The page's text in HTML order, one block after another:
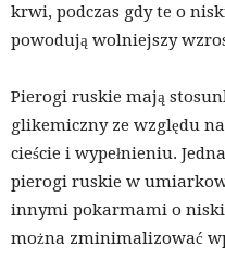
krwi, podczas gdy te o
powodują wolniejszy
Pierogi ruskie mają
glikemiczny ze względu
cieście i wypełnieniu.
pierogi ruskie w
innymi pokarmami o
można zminimalizować